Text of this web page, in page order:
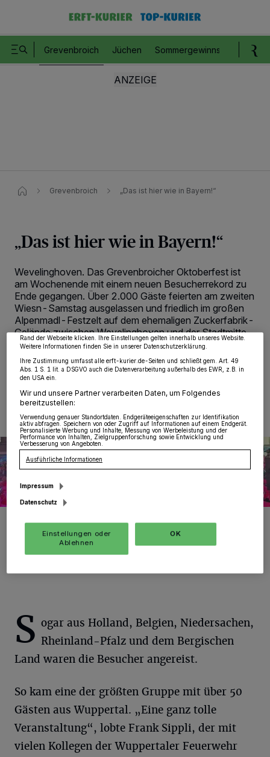
Grevenbroich Jüchen Sommergewinnspiel
Grevenbroich „Das ist hier wie in Bayern!“
„Das ist hier wie in Bayern!“
Wevelinghoven. Das Grevenbroicher Oktoberfest ist
am Wochenende mit einem neuen Besucherrekord zu
Ende gegangen. Über 2.000 Gäste feierten am zweiten
Wiesn-Samstag ausgelassen und friedlich im großen
Alpenmadl-Festzelt auf dem ehemaligen Zuckerfabrik-
Gelände zwischen Wevelinghoven und der Stadtmitte.
21.10.2019 , 13:30 Uhr
neuen Besucherrekord ab. Die Termine für 2020 stehen auch schon
S ogar aus Holland, Belgien, Niedersachen,
Rheinland-Pfalz und dem Bergischen
Land waren die Besucher angereist.
So kam eine der größten Gruppe mit über 50
Gästen aus Wuppertal. „Eine ganz tolle
Veranstaltung“, lobte Frank Sippli, der mit
vielen Kollegen der Wuppertaler Feuerwehr
Wir und unsere218-Partner speichern und greifen auf personenbezogene Daten
wie Browserdaten oder eindeutige Kennungen auf Ihrem Gerät zu. Durch Auswahl
von OK aktivieren Sie Tracking-Technologien für die unter „Wir und unsere
Partner verarbeiten Daten, um Ihnen Dienste bereitzustellen“ aufgeführten
Zwecke. Wenn Tracker deaktiviert sind, sind manche Inhalte und Anzeigen
möglicherweise nicht mehr so relevant für Sie. Sie können dieses Menü jederzeit
wieder aufrufen, um Ihre Einstellungen zu ändern oder Ihre Einwilligung zu
widerrufen, indem Sie auf den Link Einstellungen oder Ablehnen am unteren
Rand der Webseite klicken. Ihre Einstellungen gelten innerhalb unseres Website.
Weitere Informationen finden Sie in unserer Datenschutzerklärung.
Ihre Zustimmung umfasst alle erft-kurier.de-Seiten und schließt gem. Art. 49
Abs. 1 S. 1 lit. a DSGVO auch die Datenverarbeitung außerhalb des EWR, z.B. in
den USA ein.
Wir und unsere Partner verarbeiten Daten, um Folgendes
bereitzustellen:
Verwendung genauer Standortdaten. Endgeräteeigenschaften zur Identifikation
aktiv abfragen. Speichern von oder Zugriff auf Informationen auf einem Endgerät.
Personalisierte Werbung und Inhalte, Messung von Werbeleistung und der
Performance von Inhalten, Zielgruppenforschung sowie Entwicklung und
Verbesserung von Angeboten.
Ausführliche Informationen
Impressum
Datenschutz
Einstellungen oder
Ablehnen
OK